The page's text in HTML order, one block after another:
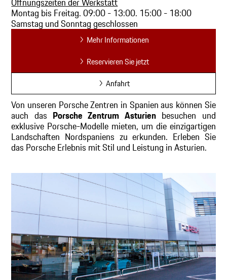
Montag bis Freitag. 09:00 - 13:00. 15:00 - 18:00
Samstag und Sonntag geschlossen
Mehr Informationen
Reservieren Sie jetzt
Anfahrt
Von unseren Porsche Zentren in Spanien aus können Sie
auch das Porsche Zentrum Asturienbesuchen und
exklusive Porsche-Modelle mieten, um die einzigartigen
Landschaften Nordspaniens zu erkunden. Erleben Sie
das Porsche Erlebnis mit Stil und Leistung in Asturien.